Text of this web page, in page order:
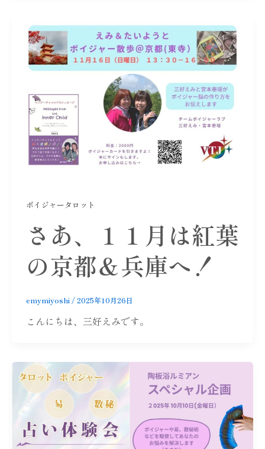
ボイジャータロット
さあ、１１月は紅葉
の京都＆兵庫へ！
emymiyoshi /2025年10月26日
こんにちは、三好えみです。